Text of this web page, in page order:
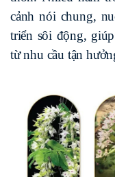
cảnh nói chung,
triển sôi động,
từ nhu cầu tận